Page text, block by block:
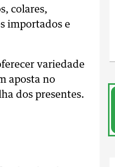
colares,
importados e
variedade
aposta no
dos presentes.